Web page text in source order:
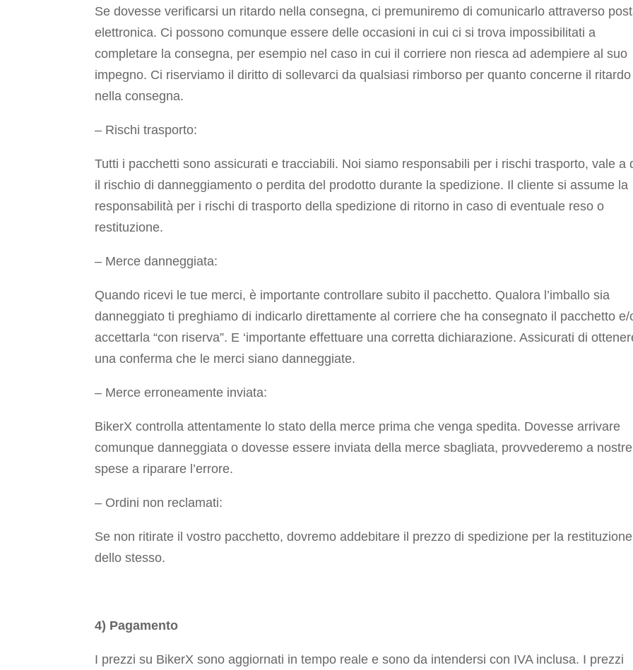
Se dovesse verificarsi un ritardo nella consegna, ci premuniremo di comunicarlo attraverso
elettronica. Ci possono comunque essere delle occasioni in cui ci si trova impossibilitati a
completare la consegna, per esempio nel caso in cui il corriere non riesca ad adempiere al suo
impegno. Ci riserviamo il diritto di sollevarci da qualsiasi rimborso per quanto concerne il ritardo
nella consegna.
– Rischi trasporto:
Tutti i pacchetti sono assicurati e tracciabili. Noi siamo responsabili per i rischi trasporto, vale a
il rischio di danneggiamento o perdita del prodotto durante la spedizione. Il cliente si assume la
responsabilità per i rischi di trasporto della spedizione di ritorno in caso di eventuale reso o
restituzione.
– Merce danneggiata:
Quando ricevi le tue merci, è importante controllare subito il pacchetto. Qualora l’imballo sia
danneggiato ti preghiamo di indicarlo direttamente al corriere che ha consegnato il pacchetto e/
accettarla “con riserva”. E ‘importante effettuare una corretta dichiarazione. Assicurati di
una conferma che le merci siano danneggiate.
– Merce erroneamente inviata:
BikerX controlla attentamente lo stato della merce prima che venga spedita. Dovesse arrivare
comunque danneggiata o dovesse essere inviata della merce sbagliata, provvederemo a nostre
spese a riparare l’errore.
– Ordini non reclamati:
Se non ritirate il vostro pacchetto, dovremo addebitare il prezzo di spedizione per la restituzione
dello stesso.
4) Pagamento
I prezzi su BikerX sono aggiornati in tempo reale e sono da intendersi con IVA inclusa. I prezzi